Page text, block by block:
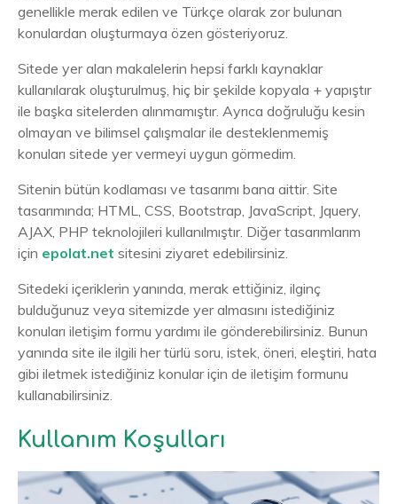
genellikle merak edilen ve Türkçe olarak zor bulunan
konulardan oluşturmaya özen gösteriyoruz.
Sitede yer alan makalelerin hepsi farklı kaynaklar
kullanılarak oluşturulmuş, hiç bir şekilde kopyala + yapıştır
ile başka sitelerden alınmamıştır. Ayrıca doğruluğu kesin
olmayan ve bilimsel çalışmalar ile desteklenmemiş
konuları sitede yer vermeyi uygun görmedim.
Sitenin bütün kodlaması ve tasarımı bana aittir. Site
tasarımında; HTML, CSS, Bootstrap, JavaScript, Jquery,
AJAX, PHP teknolojileri kullanılmıştır. Diğer tasarımlarım
için epolat.net sitesini ziyaret edebilirsiniz.
Sitedeki içeriklerin yanında, merak ettiğiniz, ilginç
bulduğunuz veya sitemizde yer almasını istediğiniz
konuları iletişim formu yardımı ile gönderebilirsiniz. Bunun
yanında site ile ilgili her türlü soru, istek, öneri, eleştiri, hata
gibi iletmek istediğiniz konular için de iletişim formunu
kullanabilirsiniz.
Kullanım Koşulları